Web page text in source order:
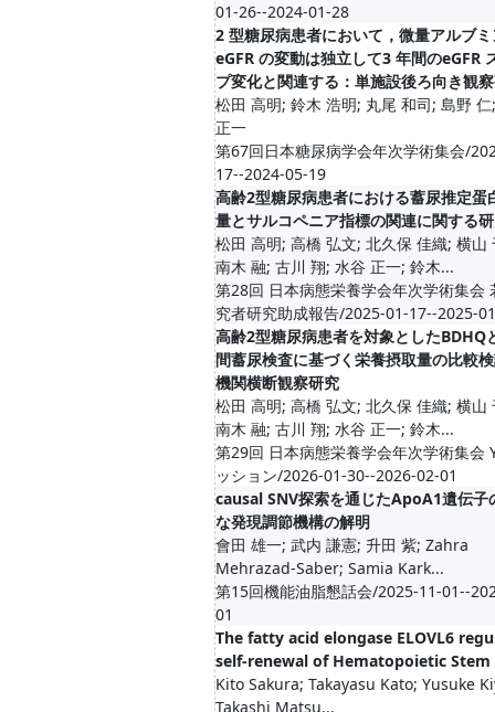
01-26--2024-01-28
2 型糖尿病患者において，微量アルブ
eGFR の変動は独立して3 年間のeGFR
プ変化と関連する：単施設後ろ向き観
松田 高明; 鈴木 浩明; 丸尾 和司; 島野
正一
第67回日本糖尿病学会年次学術集会/
17--2024-05-19
高齢2型糖尿病患者における蓄尿推定蛋
量とサルコペニア指標の関連に関する
松田 高明; 高橋 弘文; 北久保 佳織; 横山
南木 融; 古川 翔; 水谷 正一; 鈴木...
第28回 日本病態栄養学会年次学術集会
究者研究助成報告/2025-01-17--2025-
高齢2型糖尿病患者を対象としたBDHQ
間蓄尿検査に基づく栄養摂取量の比較
機関横断観察研究
松田 高明; 高橋 弘文; 北久保 佳織; 横山
南木 融; 古川 翔; 水谷 正一; 鈴木...
第29回 日本病態栄養学会年次学術集会
ッション/2026-01-30--2026-02-01
causal SNV探索を通じたApoA1遺伝子
な発現調節機構の解明
會田 雄一; 武内 謙憲; 升田 紫; Zahra
Mehrazad-Saber; Samia Kark...
第15回機能油脂懇話会/2025-11-01--
01
The fatty acid elongase ELOVL6
self-renewal of Hematopoietic Stem
Kito Sakura; Takayasu Kato; Yusuke
Takashi Matsu...